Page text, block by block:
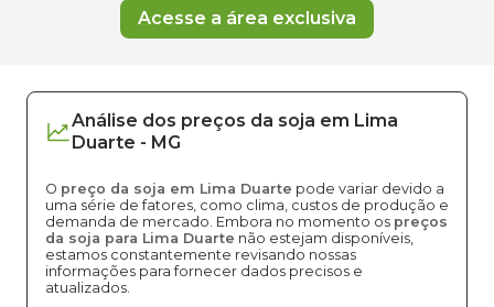
Acesse a área exclusiva
Análise dos preços da soja em Lima
Duarte - MG
O preço da soja em Lima Duarte pode variar devido a
uma série de fatores, como clima, custos de produção e
demanda de mercado. Embora no momento os preços
da soja para Lima Duarte não estejam disponíveis,
estamos constantemente revisando nossas
informações para fornecer dados precisos e
atualizados.